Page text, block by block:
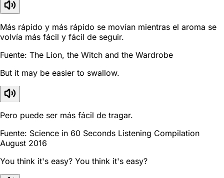
Más rápido y más rápido se movían mientras el aroma se
volvía más fácil y fácil de seguir.
Fuente: The Lion, the Witch and the Wardrobe
But it may be easier to swallow.
Pero puede ser más fácil de tragar.
Fuente: Science in 60 Seconds Listening Compilation
August 2016
You think it's easy? You think it's easy?